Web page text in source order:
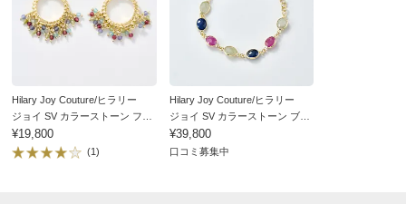
Hilary Joy Couture/ヒラリー
ジョイ SV カラーストーン フリ
ンジ ピアス
¥19,800
(1)
Hilary Joy Couture/ヒラリー
ジョイ SV カラーストーン ブレ
スレット
¥39,800
口コミ募集中